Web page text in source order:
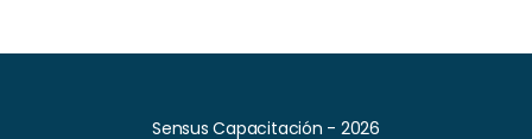
Sensus Capacitación - 2026